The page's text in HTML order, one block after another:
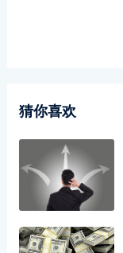
猜你喜欢